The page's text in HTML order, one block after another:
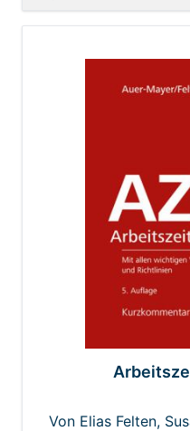
Von Elias Felten,